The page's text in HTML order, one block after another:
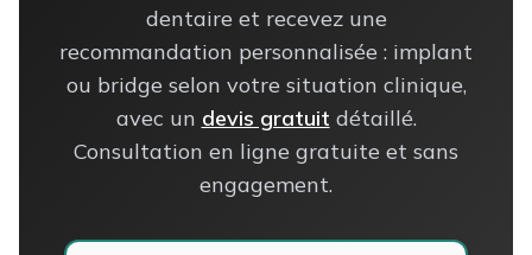
dentaire et recevez une
recommandation personnalisée : implant
ou bridge selon votre situation clinique,
avec un devis gratuit détaillé.
Consultation en ligne gratuite et sans
engagement.